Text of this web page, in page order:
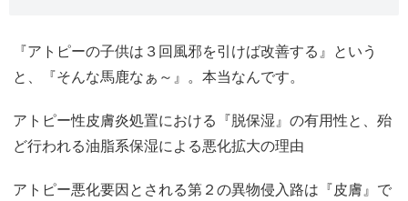
『アトピーの子供は３回風邪を引けば改善する』という
と、『そんな馬鹿なぁ～』。本当なんです。
アトピー性皮膚炎処置における『脱保湿』の有用性と、殆
ど行われる油脂系保湿による悪化拡大の理由
アトピー悪化要因とされる第２の異物侵入路は『皮膚』で